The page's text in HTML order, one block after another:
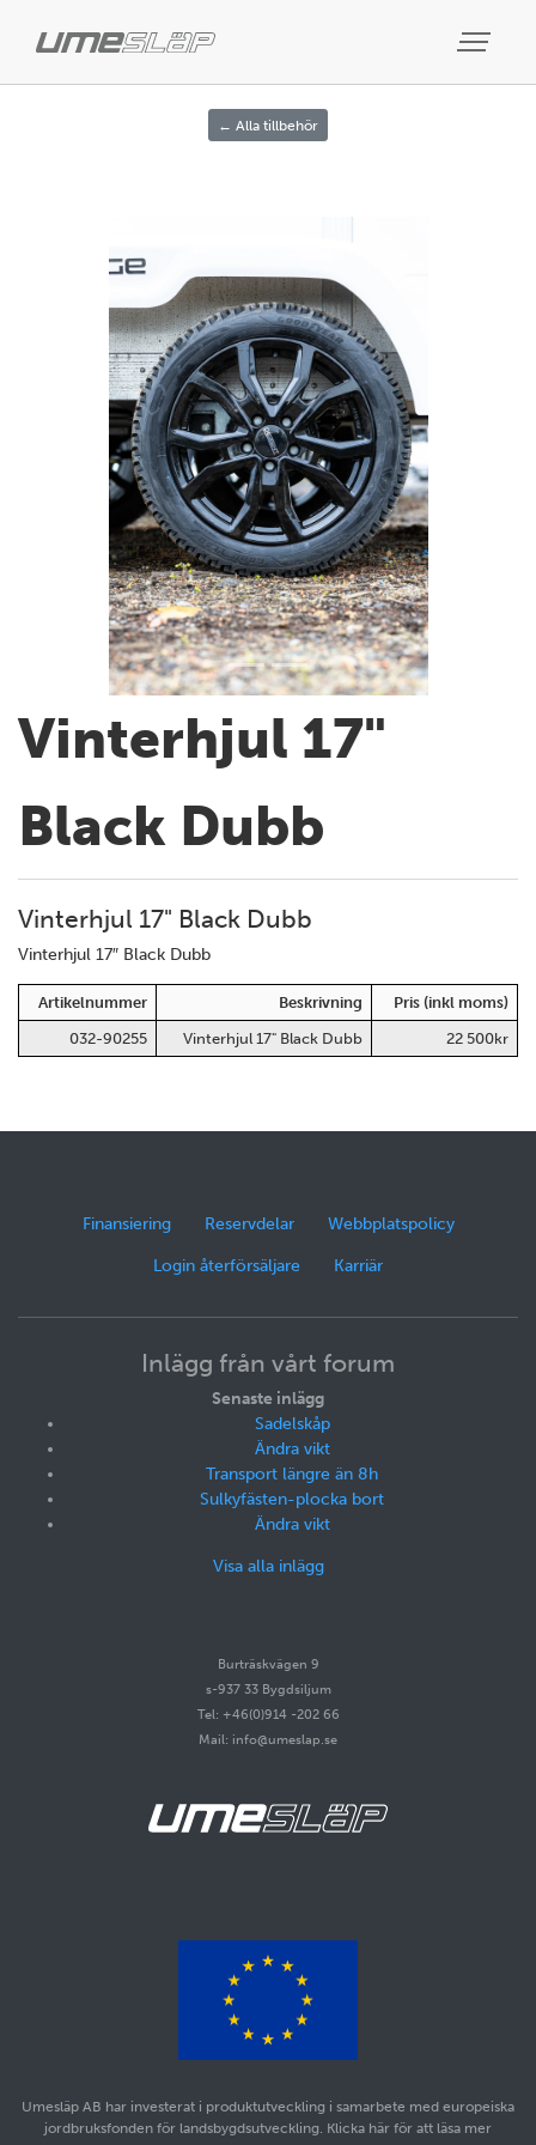
← Alla tillbehör
Previous
Vinterhjul 17"
Black Dubb
Vinterhjul 17" Black Dubb
Vinterhjul 17″ Black Dubb
Artikelnummer Beskrivning
Pris (inkl moms)
032-90255
Vinterhjul 17" Black Dubb 22 500kr
Finansiering Reservdelar Webbplatspolicy
Login återförsäljare Karriär
Inlägg från vårt forum
Senaste inlägg
Sadelskåp
Ändra vikt
Transport längre än 8h
Sulkyfästen-plocka bort
Ändra vikt
Visa alla inlägg
Burträskvägen 9
s-937 33 Bygdsiljum
Tel: +46(0)914 -202 66
Mail: info@umeslap.se
Umesläp AB har investerat i produktutveckling i samarbete med europeiska
jordbruksfonden för landsbygdsutveckling. Klicka här för att läsa mer